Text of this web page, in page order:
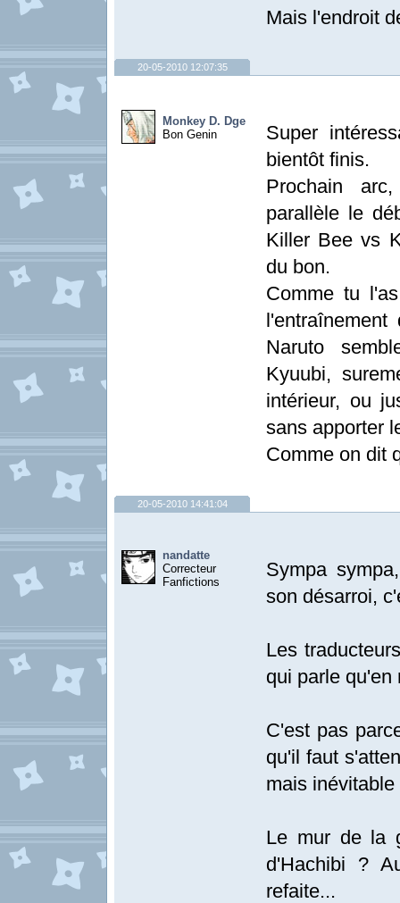
Mais l'endroit
20-05-2010 12:07:35
Monkey D. Dge
Bon Genin
Super
bientôt finis.
Prochain
parallèle le
Killer Bee vs
du bon.
Comme tu
Naruto
Kyuubi,
intérieur, ou
sans apporter
Comme on dit
20-05-2010 14:41:04
nandatte
Correcteur
Fanfictions
Sympa
son désarroi,
Les
qui parle
C'est pas
qu'il faut
mais inévitable
Le mur de la
d'Hachibi ?
refaite...